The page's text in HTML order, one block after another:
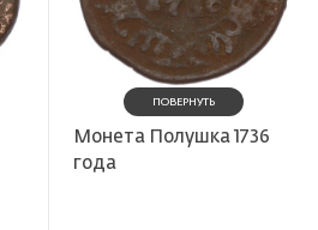
ПОВЕРНУТЬ
Монета Полушка 1736
года